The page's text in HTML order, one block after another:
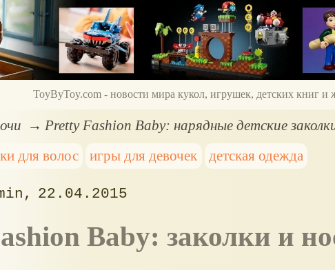
ToyByToy.com - новости мира кукол, игрушек, детских книг и
Pretty Fashion Baby: нарядные детские
для волос игры для девочек детская одежда
22.04.2015
Baby: заколки и